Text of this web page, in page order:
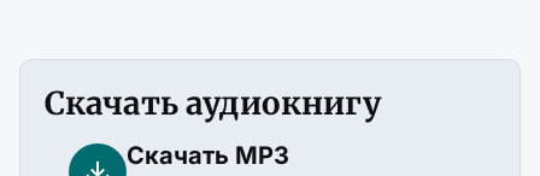
Скачать аудиокнигу
Скачать MP3